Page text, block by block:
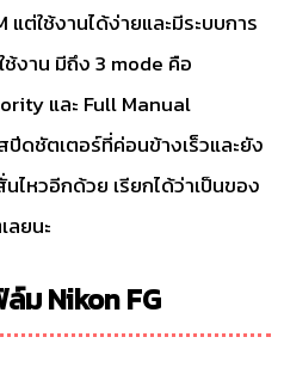
ต่ใช้งานได้ง่ายและมีระบบการ
งาน มีถึง 3 mode คือ
และ Full Manual
ดชัตเตอร์ที่ค่อนข้างเร็วและยัง
ไหวอีกด้วย เรียกได้ว่าเป็นของ
ยนะ
ม Nikon FG